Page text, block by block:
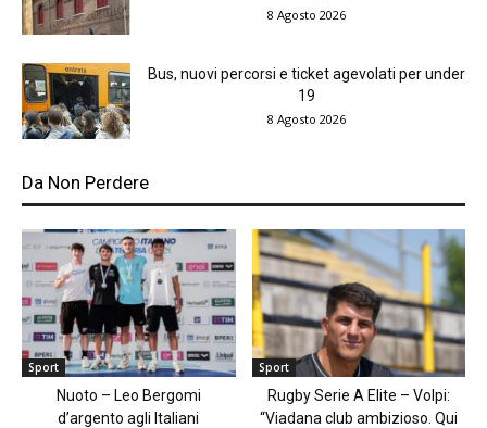
8 Agosto 2026
Bus, nuovi percorsi e ticket agevolati per under
19
8 Agosto 2026
Da Non Perdere
Sport
Nuoto – Leo Bergomi
d’argento agli Italiani
Sport
Rugby Serie A Elite – Volpi:
“Viadana club ambizioso. Qui